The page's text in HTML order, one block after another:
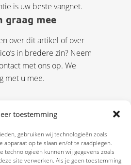
toestemming
gebruiken wij technologieën zoals
op te slaan en/of te raadplegen.
technologieën kunnen wij gegevens zoals
site verwerken. Als je geen toestemming
is uw beste vangnet.
graag mee
over dit artikel of over
in bredere zin? Neem
met ons op. We
met u mee.